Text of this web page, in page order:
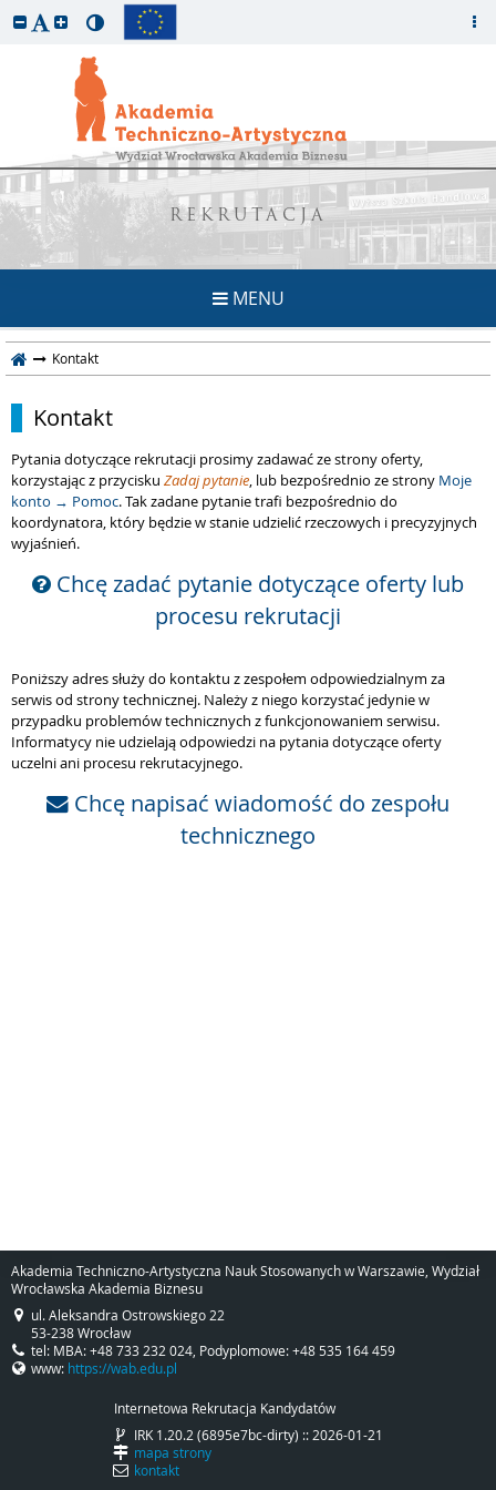
REKRUTACJA
MENU
Kontakt
Kontakt
Pytania dotyczące rekrutacji prosimy zadawać ze strony oferty,
korzystając z przycisku Zadaj pytanie, lub bezpośrednio ze strony Moje
konto → Pomoc. Tak zadane pytanie trafi bezpośrednio do
koordynatora, który będzie w stanie udzielić rzeczowych i precyzyjnych
wyjaśnień.
Chcę zadać pytanie dotyczące oferty lub
procesu rekrutacji
Poniższy adres służy do kontaktu z zespołem odpowiedzialnym za
serwis od strony technicznej. Należy z niego korzystać jedynie w
przypadku problemów technicznych z funkcjonowaniem serwisu.
Informatycy nie udzielają odpowiedzi na pytania dotyczące oferty
uczelni ani procesu rekrutacyjnego.
Chcę napisać wiadomość do zespołu
technicznego
Akademia Techniczno-Artystyczna Nauk Stosowanych w Warszawie, Wydział
Wrocławska Akademia Biznesu
ul. Aleksandra Ostrowskiego 22
53-238 Wrocław
tel: MBA: +48 733 232 024, Podyplomowe: +48 535 164 459
www: https://wab.edu.pl
Internetowa Rekrutacja Kandydatów
IRK 1.20.2 (6895e7bc-dirty) :: 2026-01-21
mapa strony
kontakt